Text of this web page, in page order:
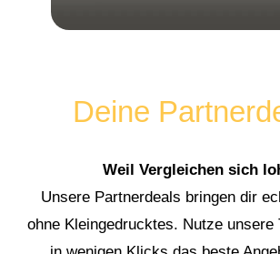
Deine
Weil Vergleichen sich
Unsere Partnerdeals bringen dir
ohne Kleingedrucktes. Nutze unsere